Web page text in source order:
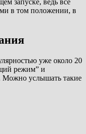
в том положении, в
уже около 20
режим” и
Можно услышать такие